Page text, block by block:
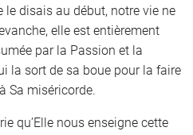
disais au début, notre vie ne
elle est entièrement
par la Passion et la
la sort de sa boue pour la faire
Sa miséricorde.
qu’Elle nous enseigne cette